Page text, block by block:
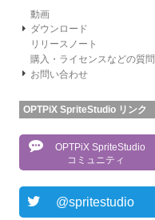
動画
ダウンロード
リリースノート
購入・ライセンスなどの質問
お問い合わせ
OPTPiX SpriteStudio リンク
OPTPiX SpriteStudio
コミュニティ
@spritestudio